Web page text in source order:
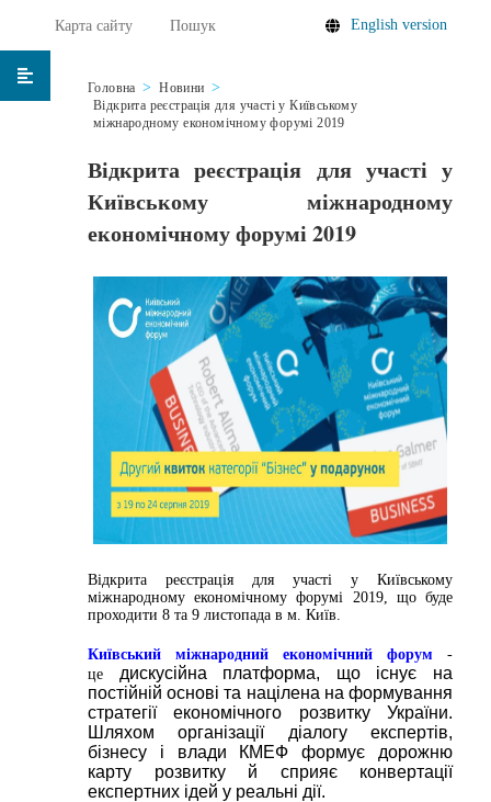
Карта сайту Пошук English version
Головна
Новини
Відкрита реєстрація для участі у Київському
міжнародному економічному форумі 2019
Відкрита реєстрація для участі у
Київському міжнародному
економічному форумі 2019
Відкрита реєстрація для участі у Київському
міжнародному економічному форумі 2019, що буде
проходити 8 та 9 листопада в м. Київ.
Київський міжнародний економічний форум -
це дискусійна платформа, що існує на
постійній основі та націлена на формування
стратегії економічного розвитку України.
Шляхом організації діалогу експертів,
бізнесу і влади КМЕФ формує дорожню
карту розвитку й сприяє конвертації
експертних ідей у реальні дії.